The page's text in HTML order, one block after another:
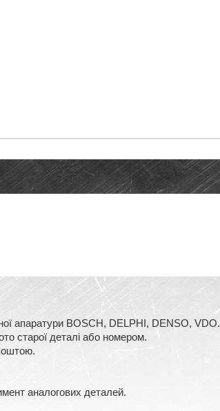
апаратури BOSCH, DELPHI, DENSO, VDO.
старої деталі або номером.
аналогових деталей.